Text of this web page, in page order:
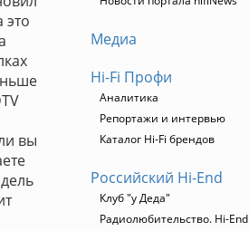
это
вы
Медиа
Hi-Fi Профи
Аналитика
Репортажи и интервью
Каталог Hi-Fi брендов
Российский Hi-End
Клуб "у Деда"
Радиолюбительство. Hi-